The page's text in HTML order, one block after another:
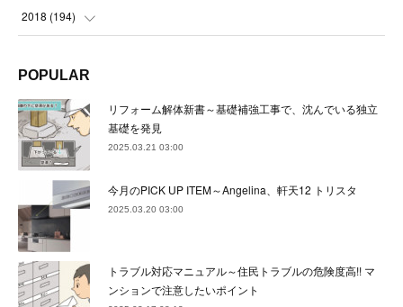
(24)
22)
(22)
(22)
(25
(23 )
(24
(21
(24)
(21
( 23)
(23
(22 )
(23
(23
(22)
(24
( 21)
(22
(23)
(23
(22)
(23
( 24)
(22
(22)
(24
(24)
(23
( 21)
(23
(22)
(21)
(27)
(22
33)
2018 (194)
(17)
(32)
(36)
(30
34)
POPULAR
リフォーム解体新書～基礎補強工事で、沈んでいる独立
基礎を発見
2025.03.21 03:00
今月のPICK UP ITEM～Angelina、軒天12 トリスタ
2025.03.20 03:00
トラブル対応マニュアル～住民トラブルの危険度高!! マ
ンションで注意したいポイント